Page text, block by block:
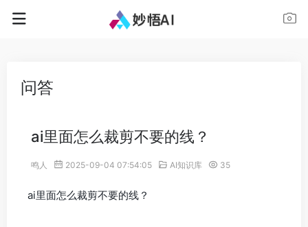
问答
ai里面怎么裁剪不要的线？
鸣人 2025-09-04 07:54:05 AI知识库 35
ai里面怎么裁剪不要的线？